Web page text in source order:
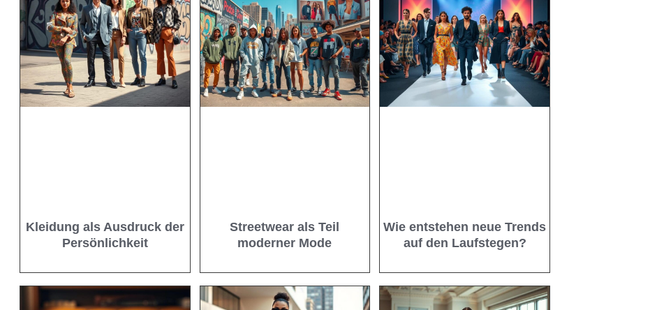
Kleidung als Ausdruck der
Persönlichkeit
Streetwear als Teil
moderner Mode
Wie entstehen neue Trends
auf den Laufstegen?